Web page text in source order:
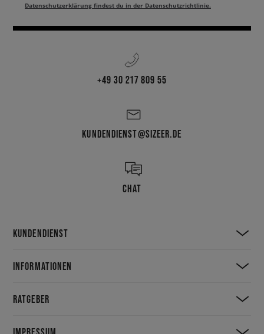
Datenschutzerklärung findest du in der Datenschutzrichtlinie.
+49 30 217 809 55
KUNDENDIENST@SIZEER.DE
CHAT
KUNDENDIENST
INFORMATIONEN
RATGEBER